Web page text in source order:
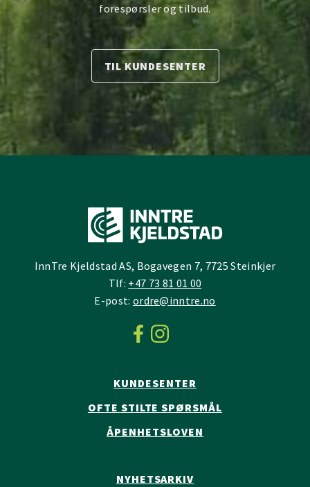
forespørsler og tilbud.
TIL KUNDESENTER
InnTre Kjeldstad AS, Bogavegen 7, 7725 Steinkjer
Tlf: +47 73 81 01 00
E-post: ordre@inntre.no
KUNDESENTER
OFTE STILTE SPØRSMÅL
ÅPENHETSLOVEN
NYHETSARKIV